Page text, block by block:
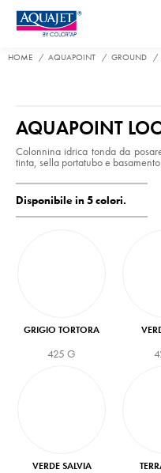
HOME AQUAPOINT GROUND
AQUAPOINT
Colonnina idrica tonda da
tinta, sella portatubo e
Disponibile in 5 colori.
GRIGIO TORTORA
425 G
VERDE SALVIA